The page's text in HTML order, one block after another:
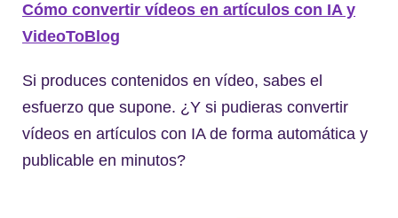
Cómo convertir vídeos en artículos con IA y
VideoToBlog
Si produces contenidos en vídeo, sabes el
esfuerzo que supone. ¿Y si pudieras convertir
vídeos en artículos con IA de forma automática y
publicable en minutos?